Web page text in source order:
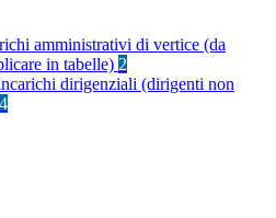
amministrativi di vertice (da
in tabelle) 2
dirigenziali (dirigenti non